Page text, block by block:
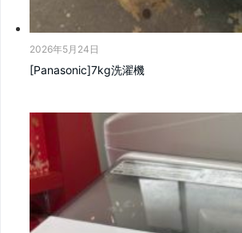
2026年5月24日
[Panasonic]7kg洗濯機